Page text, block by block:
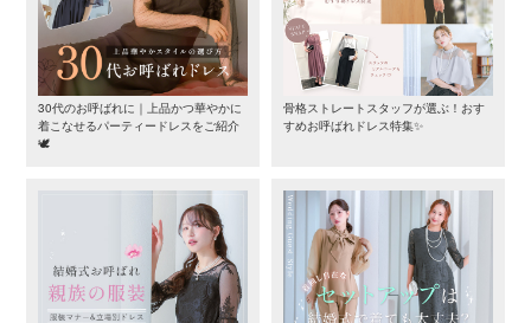
30代のお呼ばれに｜上品かつ華やかに
着こなせるパーティードレスをご紹介
🕊️
骨格ストレートスタッフが選ぶ！おす
すめお呼ばれドレス特集✨